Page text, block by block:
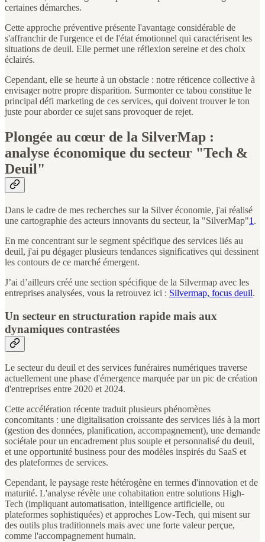
certaines démarches.
Cette approche préventive présente l'avantage considérable de
s'affranchir de l'urgence et de l'état émotionnel qui caractérisent les
situations de deuil. Elle permet une réflexion sereine et des choix
éclairés.
Cependant, elle se heurte à un obstacle : notre réticence collective à
envisager notre propre disparition. Surmonter ce tabou constitue le
principal défi marketing de ces services, qui doivent trouver le ton
juste pour aborder ce sujet sans provoquer de rejet.
Plongée au cœur de la SilverMap :
analyse économique du secteur "Tech &
Deuil"
Dans le cadre de mes recherches sur la Silver économie, j'ai réalisé
une cartographie des acteurs innovants du secteur, la "SilverMap"1 .
En me concentrant sur le segment spécifique des services liés au
deuil, j'ai pu dégager plusieurs tendances significatives qui dessinent
les contours de ce marché émergent.
J’ai d’ailleurs créé une section spécifique de la Silvermap avec les
entreprises analysées, vous la retrouvez ici : Silvermap, focus deuil.
Un secteur en structuration rapide mais aux
dynamiques contrastées
Le secteur du deuil et des services funéraires numériques traverse
actuellement une phase d'émergence marquée par un pic de création
d'entreprises entre 2020 et 2024.
Cette accélération récente traduit plusieurs phénomènes
concomitants : une digitalisation croissante des services liés à la mort
(gestion des données, planification, accompagnement), une demande
sociétale pour un encadrement plus souple et personnalisé du deuil,
et une opportunité business pour des modèles inspirés du SaaS et
des plateformes de services.
Cependant, le paysage reste hétérogène en termes d'innovation et de
maturité. L'analyse révèle une cohabitation entre solutions High-
Tech (impliquant automatisation, intelligence artificielle, ou
plateformes sophistiquées) et approches Low-Tech, qui misent sur
des outils plus traditionnels mais avec une forte valeur perçue,
comme l'accompagnement humain.